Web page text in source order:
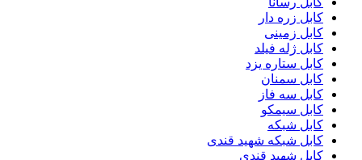
کابل زره دار
کابل زمینی
کابل ژله فیلد
کابل ستاره یزد
کابل سمنان
کابل سه فاز
کابل سیمکو
کابل شبکه
کابل شبکه شهید قندی
کابل شهید قندی